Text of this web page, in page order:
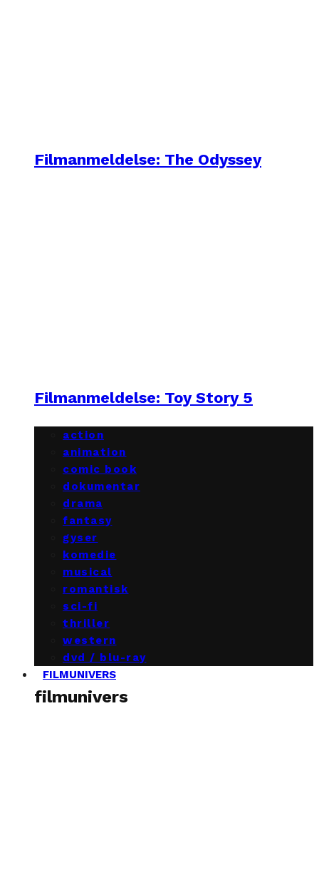
Filmanmeldelse: The Odyssey
Filmanmeldelse: Toy Story 5
action
animation
comic book
dokumentar
drama
fantasy
gyser
komedie
musical
romantisk
sci-fi
thriller
western
dvd / blu-ray
FILMUNIVERS
filmunivers